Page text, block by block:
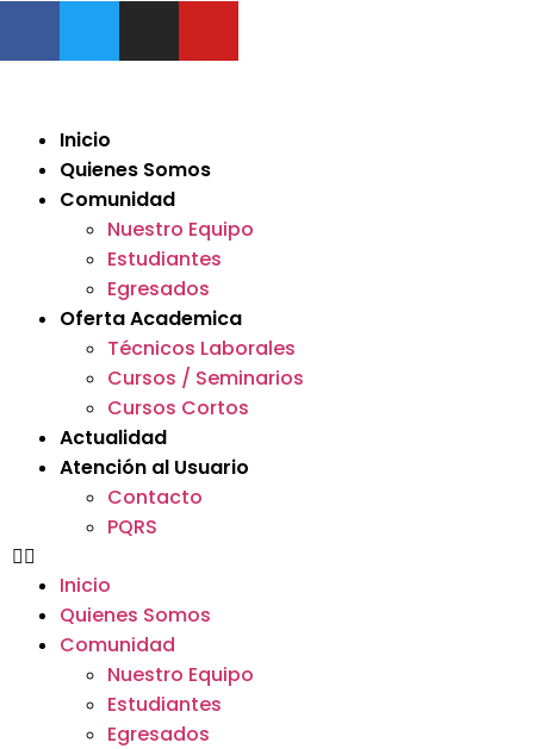
Inicio
Quienes Somos
Comunidad
Nuestro Equipo
Estudiantes
Egresados
Oferta Academica
Técnicos Laborales
Cursos / Seminarios
Cursos Cortos
Actualidad
Atención al Usuario
Contacto
PQRS
Inicio
Quienes Somos
Comunidad
Nuestro Equipo
Estudiantes
Egresados